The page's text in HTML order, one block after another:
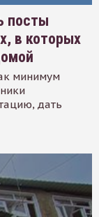
посты
в которых
минимум
дать